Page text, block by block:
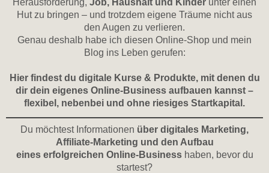
Herausforderung, Job, Haushalt und Kinder unter einen
Hut zu bringen – und trotzdem eigene Träume nicht aus
den Augen zu verlieren.
Genau deshalb habe ich diesen Online-Shop und mein
Blog ins Leben gerufen:
Hier findest du digitale Kurse & Produkte, mit denen du
dir dein eigenes Online-Business aufbauen kannst –
flexibel, nebenbei und ohne riesiges Startkapital.
Du möchtest Informationen über digitales Marketing,
Affiliate-Marketing und den Aufbau
eines erfolgreichen Online-Businesshaben, bevor du
startest?